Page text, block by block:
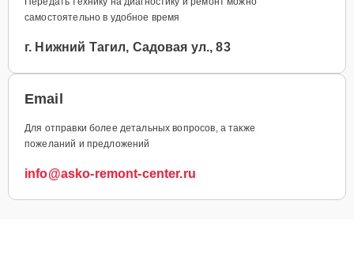
самостоятельно в удобное время
г. Нижний Тагил, Садовая ул., 83
Email
Для отправки более детальных вопросов, а также
пожеланий и предложений
info@asko-remont-center.ru